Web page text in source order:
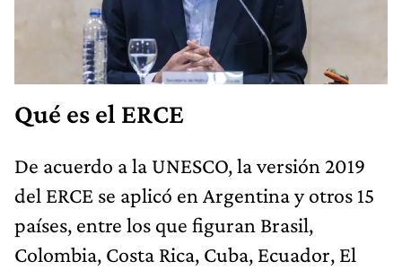
Qué es el ERCE
De acuerdo a la UNESCO, la versión 2019
del ERCE se aplicó en Argentina y otros 15
países, entre los que figuran Brasil,
Colombia, Costa Rica, Cuba, Ecuador, El